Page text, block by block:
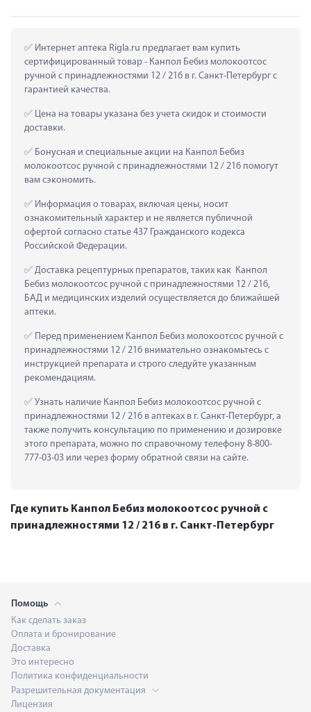
Интернет аптека Rigla.ru предлагает вам купить
сертифицированный товар - Канпол Бебиз молокоотсос
ручной с принадлежностями 12 / 216 в г. Санкт-Петербург с
гарантией качества.
Цена на товары указана без учета скидок и стоимости
доставки.
Бонусная и специальные акции на Канпол Бебиз
молокоотсос ручной с принадлежностями 12 / 216 помогут
вам сэкономить.
Информация о товарах, включая цены, носит
ознакомительный характер и не является публичной
офертой согласно статье 437 Гражданского кодекса
Российской Федерации.
Доставка рецептурных препаратов, таких как  Канпол
Бебиз молокоотсос ручной с принадлежностями 12 / 216,
БАД и медицинских изделий осуществляется до ближайшей
аптеки.
Перед применением Канпол Бебиз молокоотсос ручной с
принадлежностями 12 / 216 внимательно ознакомьтесь с
инструкцией препарата и строго следуйте указанным
рекомендациям.
Узнать наличие Канпол Бебиз молокоотсос ручной с
принадлежностями 12 / 216 в аптеках в г. Санкт-Петербург, а
также получить консультацию по применению и дозировке
этого препарата, можно по справочному телефону 8-800-
777-03-03 или через форму обратной связи на сайте.
Где купить Канпол Бебиз молокоотсос ручной с
принадлежностями 12 / 216 в г. Санкт-Петербург
Помощь
Как сделать заказ
Оплата и бронирование
Доставка
Это интересно
Политика конфиденциальности
Разрешительная документация
Лицензия